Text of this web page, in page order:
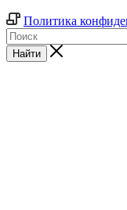
Политика
Найти